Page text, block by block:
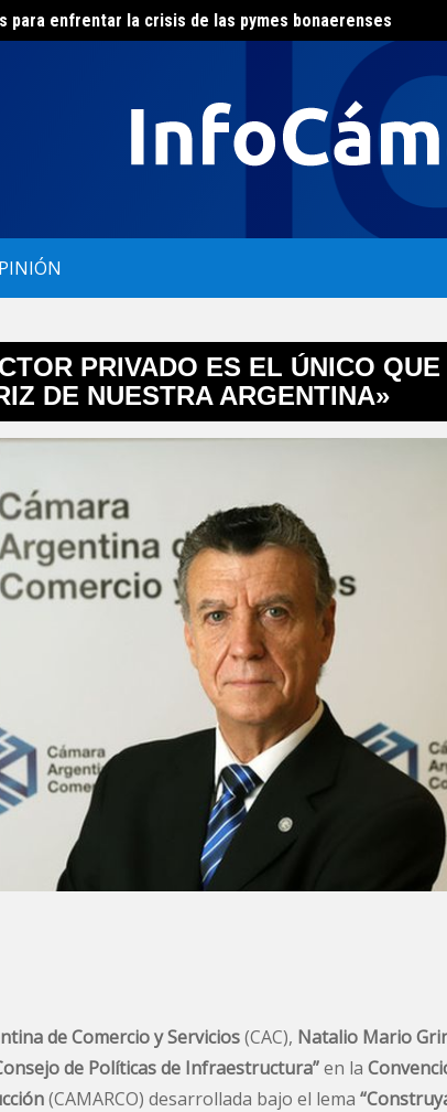
la tarifa social del agua
PRIVADO ES EL ÚNICO QUE
DE NUESTRA ARGENTINA»
de Comercio y Servicios(CAC), Natalio Mario
de Políticas de Infraestructura”en la
(CAMARCO) desarrollada bajo el lema